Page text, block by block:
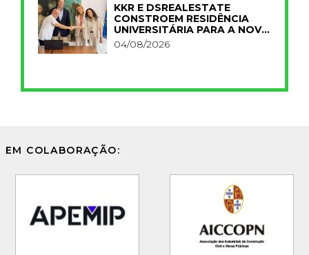
KKR E DSREALESTATE
CONSTROEM RESIDÊNCIA
UNIVERSITÁRIA PARA A NOVA
FCT
04/08/2026
EM COLABORAÇÃO: